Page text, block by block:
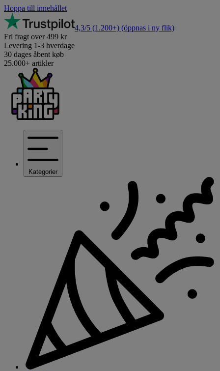
Hoppa till innehållet
4,3/5 (1.200+) (öppnas i ny flik)
Fri fragt over 499 kr
Levering 1-3 hverdage
30 dages åbent køb
25.000+ artikler
Kategorier